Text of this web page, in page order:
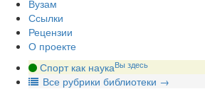
Вузам
Ссылки
Рецензии
О проекте
Спорт как наукаВы здесь
Все рубрики библиотеки →